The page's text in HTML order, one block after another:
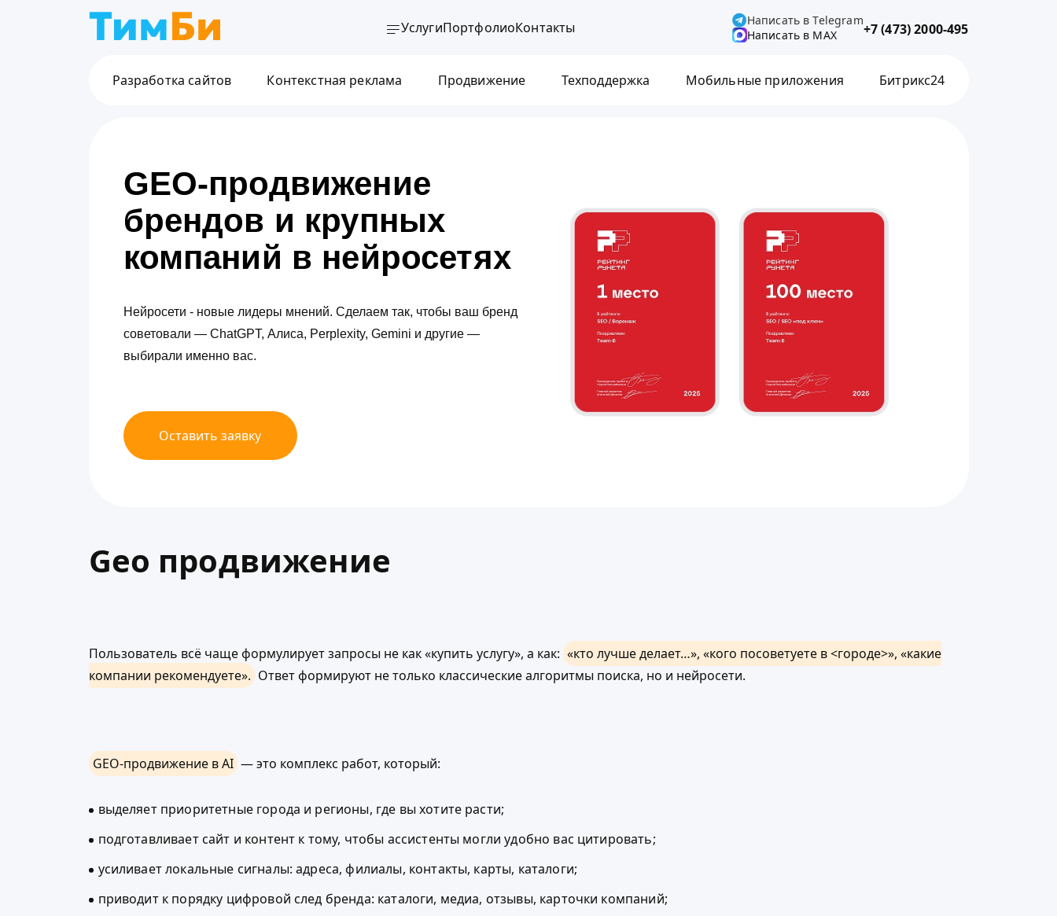
УслугиПортфолиоКонтакты
Написать в Telegram
Написать в MAX
+7 (473) 2000-495
Разработка сайтов Контекстная реклама Продвижение Техподдержка Мобильные приложения Битрикс24
GEO-продвижение
брендов и крупных
компаний в нейросетях
Нейросети - новые лидеры мнений. Сделаем так, чтобы ваш бренд
советовали — ChatGPT, Алиса, Perplexity, Gemini и другие —
выбирали именно вас.
Оставить заявку
Geo продвижение
Пользователь всё чаще формулирует запросы не как «купить услугу», а как: «кто лучше делает…», «кого посоветуете в <городе>», «какие
компании рекомендуете». Ответ формируют не только классические алгоритмы поиска, но и нейросети.
GEO-продвижение в AI — это комплекс работ, который:
выделяет приоритетные города и регионы, где вы хотите расти;
подготавливает сайт и контент к тому, чтобы ассистенты могли удобно вас цитировать;
усиливает локальные сигналы: адреса, филиалы, контакты, карты, каталоги;
приводит к порядку цифровой след бренда: каталоги, медиа, отзывы, карточки компаний;